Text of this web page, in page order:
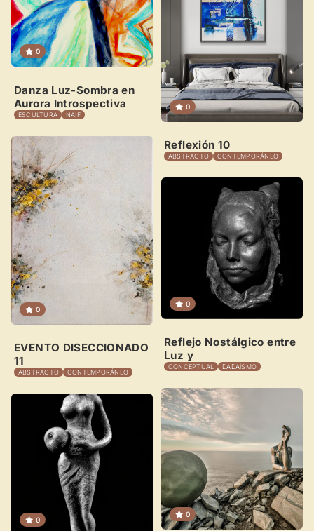
0
Danza Luz-Sombra en
Aurora Introspectiva
ESCULTURA NAIF
0
EVENTO DISECCIONADO
11
ABSTRACTO CONTEMPORÁNEO
0
0
Reflexión 10
ABSTRACTO CONTEMPORÁNEO
0
Reflejo Nostálgico entre
Luz y
CONCEPTUAL DADAÍSMO
0
centro de control para gestionar todo tu arte.
Publica y gestiona tus obras
Administra tu Espacio de Arte
Recibe y responde mensajes
Crear cuenta y abrir mi Panel Explorar obras